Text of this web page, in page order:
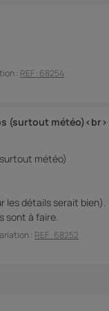
: REF : 68254
(surtout
météo)
les détails serait bien).
sont à faire.
: REF : 68252